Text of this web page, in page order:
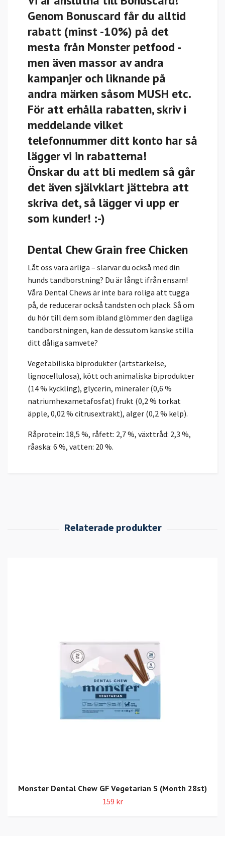
Genom Bonuscard får du alltid
rabatt (minst -10%) på det
mesta från Monster petfood -
men även massor av andra
kampanjer och liknande på
andra märken såsom MUSH etc.
För att erhålla rabatten, skriv i
meddelande vilket
telefonnummer ditt konto har så
lägger vi in rabatterna!
Önskar du att bli medlem så går
det även självklart jättebra att
skriva det, så lägger vi upp er
som kunder! :-)
Dental Chew Grain free Chicken
Låt oss vara ärliga – slarvar du också med din
hunds tandborstning? Du är långt ifrån ensam!
Våra Dental Chews är inte bara roliga att tugga
på, de reducerar också tandsten och plack. Så om
du hör till dem som ibland glömmer den dagliga
tandborstningen, kan de dessutom kanske stilla
ditt dåliga samvete?
Vegetabiliska biprodukter (ärtstärkelse,
lignocellulosa), kött och animaliska biprodukter
(14 % kyckling), glycerin, mineraler (0,6 %
natriumhexametafosfat) frukt (0,2 % torkat
äpple, 0,02 % citrusextrakt), alger (0,2 % kelp).
Råprotein: 18,5 %, råfett: 2,7 %, växttråd: 2,3 %,
råaska: 6 %, vatten: 20 %.
Monster Dental Chew GF Vegetarian S (Month 28st)
159 kr